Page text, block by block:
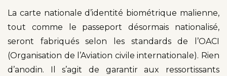
La carte nationale d’identité biométrique malienne,
tout comme le passeport désormais nationalisé,
seront fabriqués selon les standards de l’OACI
(Organisation de l’Aviation civile internationale). Rien
d’anodin. Il s’agit de garantir aux ressortissants